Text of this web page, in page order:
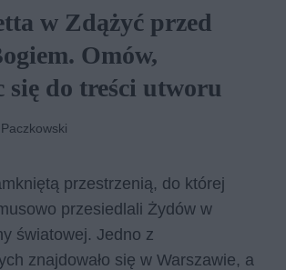
w Zdążyć przed
Omów,
się do treści utworu
przestrzenią, do której
przesiedlali Żydów w
światowej. Jedno z
znajdowało się w Warszawie, a